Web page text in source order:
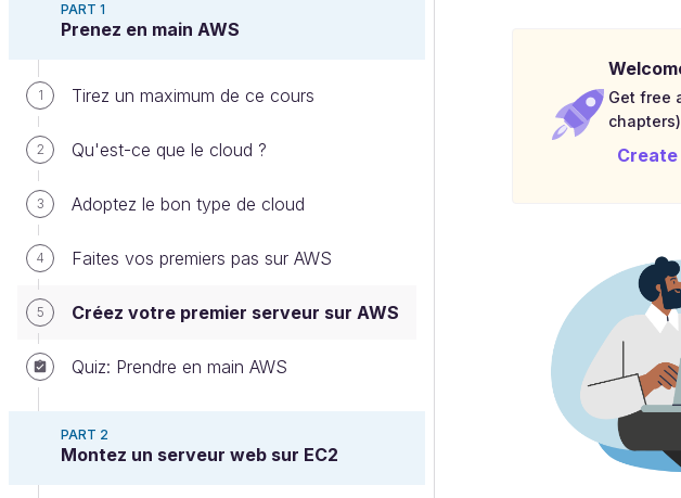
PART 1
Prenez en main AWS
1 Tirez un maximum de ce cours
2 Qu'est-ce que le cloud ?
3 Adoptez le bon type de cloud
4 Faites vos premiers pas sur AWS
5 Créez votre premier serveur sur AWS
Quiz: Prendre en main AWS
PART 2
Montez un serveur web sur EC2
Get free